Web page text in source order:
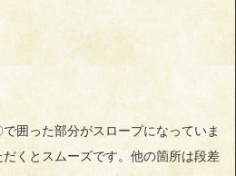
囲った部分がスロープになっていま
くとスムーズです。他の箇所は段差